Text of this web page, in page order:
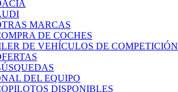
MARCAS
DE COCHES
DE VEHÍCULOS DE COMPETICIÓN
DEL EQUIPO
DISPONIBLES